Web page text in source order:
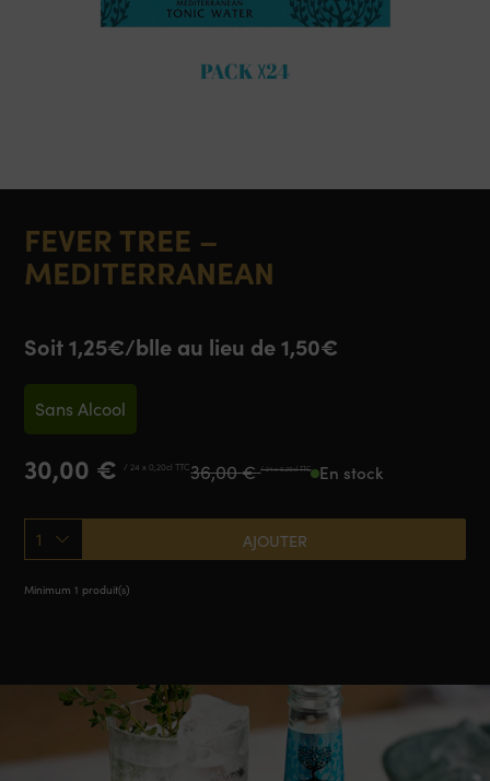
FEVER TREE –
MEDITERRANEAN
Soit 1,25€/blle au lieu de 1,50€
36,00€ / 24 x 0,20cl TTC
Le
prix
initial
était :
36,00 €.
30,00 € / 24 x 0,20cl TTC
Le
prix
actuel
est :
30,00 €.
En stock
1 AJOUTER
Minimum 1 produit(s)
Sans Alcool